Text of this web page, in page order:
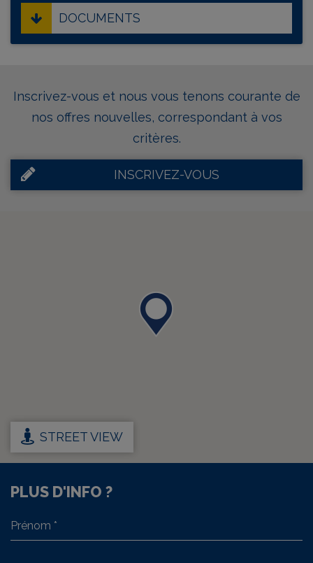
DOCUMENTS
Inscrivez-vous et nous vous tenons courante de
nos offres nouvelles, correspondant à vos
critères.
INSCRIVEZ-VOUS
STREET VIEW
PLUS D'INFO ?